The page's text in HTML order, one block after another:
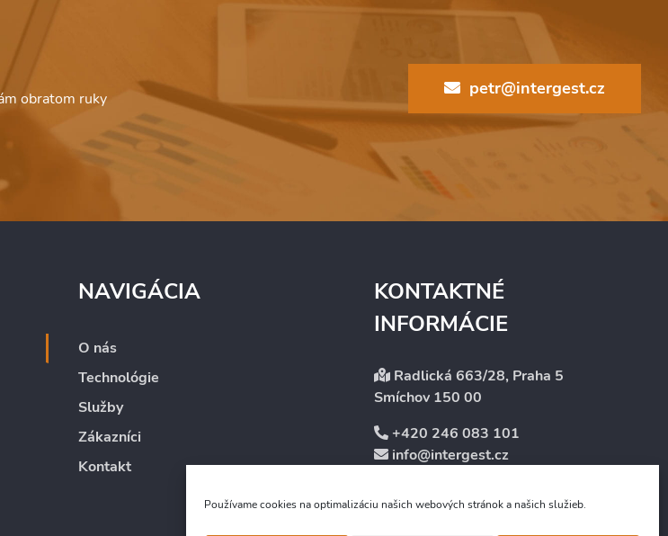
Používame cookies na optimalizáciu našich webových stránok a našich služieb.
obratom ruky
petr@intergest.cz
NAVIGÁCIA
O nás
Technológie
Služby
Zákazníci
Kontakt
KONTAKTNÉ
INFORMÁCIE
Radlická 663/28, Praha 5
Smíchov 150 00
+420 246 083 101
info@intergest.cz